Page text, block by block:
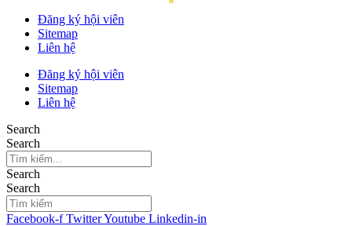
Đăng ký hội viên
Sitemap
Liên hệ
Đăng ký hội viên
Sitemap
Liên hệ
Search
Search
Search
Search
Facebook-f TwitterYoutube Linkedin-in